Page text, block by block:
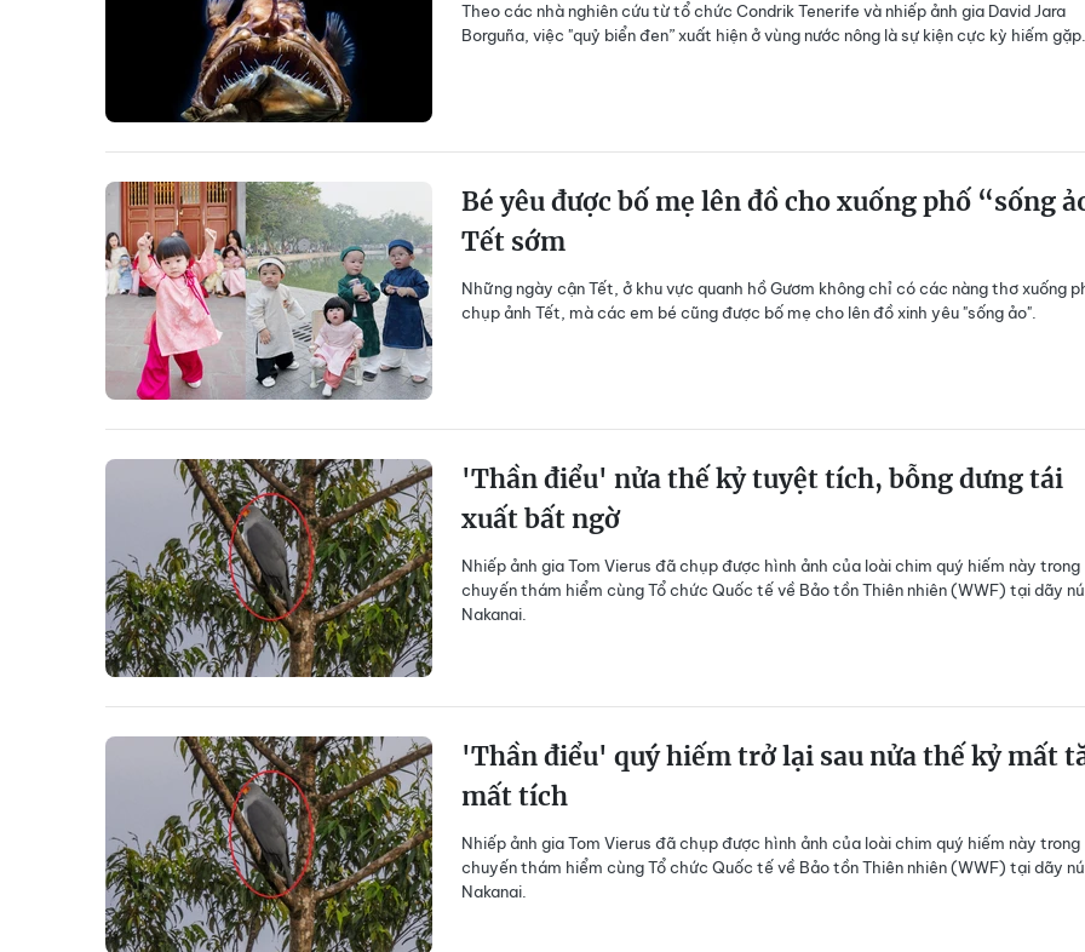
Theo các nhà nghiên cứu từ tổ chức Condrik Tenerife và nhiếp ảnh gia David Jara
Borguña, việc "quỷ biển đen” xuất hiện ở vùng nước nông là sự kiện cực kỳ hiếm gặp.
Bé yêu được bố mẹ lên đồ cho xuống phố “sống
Tết sớm
Những ngày cận Tết, ở khu vực quanh hồ Gươm không chỉ có các nàng thơ xuống
chụp ảnh Tết, mà các em bé cũng được bố mẹ cho lên đồ xinh yêu "sống ảo".
'Thần điểu' nửa thế kỷ tuyệt tích, bỗng dưng tái
xuất bất ngờ
Nhiếp ảnh gia Tom Vierus đã chụp được hình ảnh của loài chim quý hiếm này trong
chuyến thám hiểm cùng Tổ chức Quốc tế về Bảo tồn Thiên nhiên (WWF) tại dãy
Nakanai.
'Thần điểu' quý hiếm trở lại sau nửa thế kỷ mất
mất tích
Nhiếp ảnh gia Tom Vierus đã chụp được hình ảnh của loài chim quý hiếm này trong
chuyến thám hiểm cùng Tổ chức Quốc tế về Bảo tồn Thiên nhiên (WWF) tại dãy
Nakanai.